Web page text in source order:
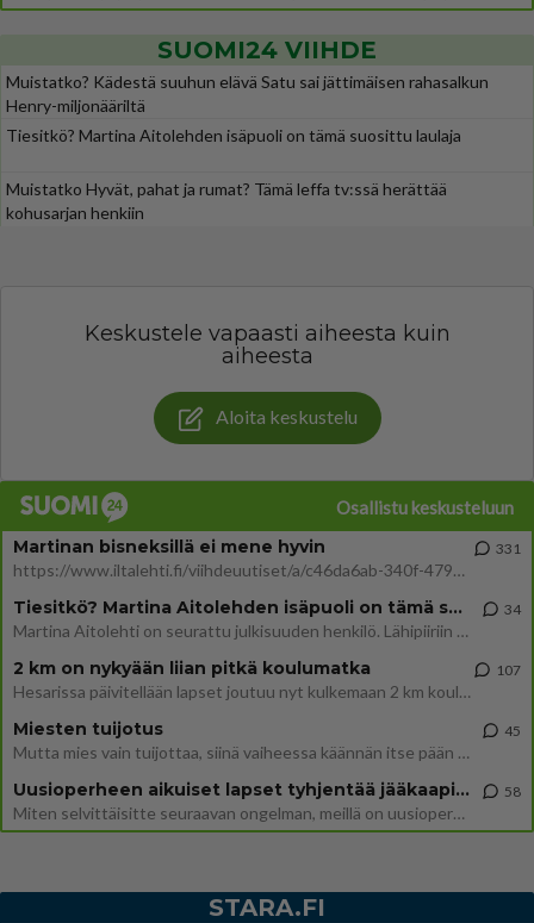
SUOMI24 VIIHDE
Muistatko? Kädestä suuhun elävä Satu sai jättimäisen rahasalkun
Henry-miljonääriltä
Tiesitkö? Martina Aitolehden isäpuoli on tämä suosittu laulaja
Muistatko Hyvät, pahat ja rumat? Tämä leffa tv:ssä herättää
kohusarjan henkiin
Keskustele vapaasti aiheesta kuin
aiheesta
Aloita keskustelu
Osallistu keskusteluun
Martinan bisneksillä ei mene hyvin
https://www.iltalehti.fi/viihdeuutiset/a/c46da6ab-340f-4790-aaa7-0865eed2336 Yrityksen konkurssihakemus on tullut kärä
331
Tiesitkö? Martina Aitolehden isäpuoli on tämä suosittu laulaja
Martina Aitolehti on seurattu julkisuuden henkilö. Lähipiiriin mahtuu muitakin tunnettuja henkilöitä. Tiesitkö, että Ma
34
2 km on nykyään liian pitkä koulumatka
Hesarissa päivitellään lapset joutuu nyt kulkemaan 2 km kouluun jösses. Ruostefillarilla tuo matka menee vaikka miten äk
107
Miesten tuijotus
Mutta mies vain tuijottaa, siinä vaiheessa käännän itse pään pois. Mikä juttu? Yleensä jos joku tuijottaa tai katsoo, hä
45
Uusioperheen aikuiset lapset tyhjentää jääkaapin käydessään
Miten selvittäisitte seuraavan ongelman, meillä on uusioperhe, minulla teini-ikäiset lapset ja puolisolla aikuiset, jotk
58
STARA.FI